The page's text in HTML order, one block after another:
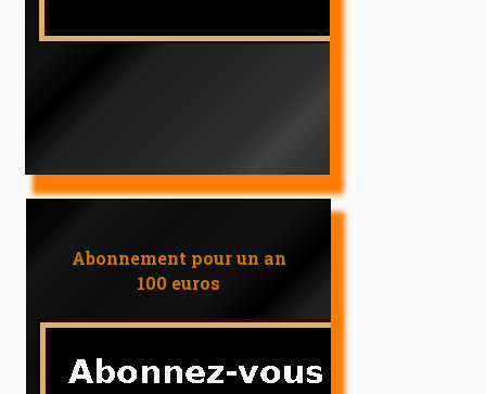
Abonnement pour un an
100 euros